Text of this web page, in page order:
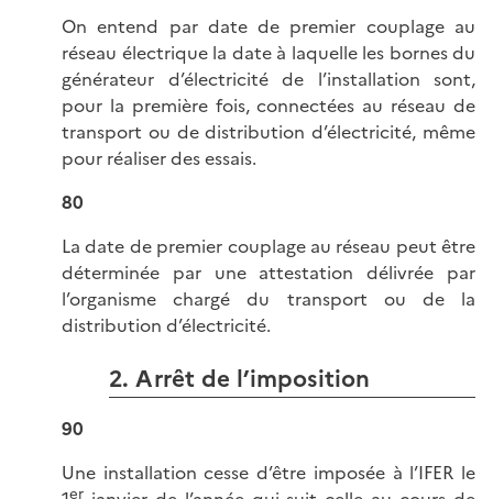
On entend par date de premier couplage au
réseau électrique la date à laquelle les bornes du
générateur d’électricité de l’installation sont,
pour la première fois, connectées au réseau de
transport ou de distribution d’électricité, même
pour réaliser des essais.
80
La date de premier couplage au réseau peut être
déterminée par une attestation délivrée par
l’organisme chargé du transport ou de la
distribution d’électricité.
2. Arrêt de l’imposition
90
Une installation cesse d’être imposée à l’IFER le
er